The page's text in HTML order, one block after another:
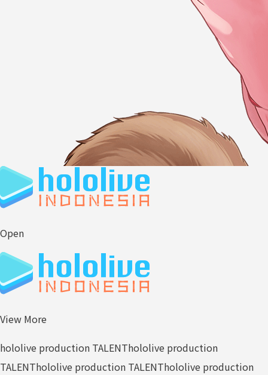
Open
View More
hololive production TALENThololive production
TALENThololive production TALENThololive production